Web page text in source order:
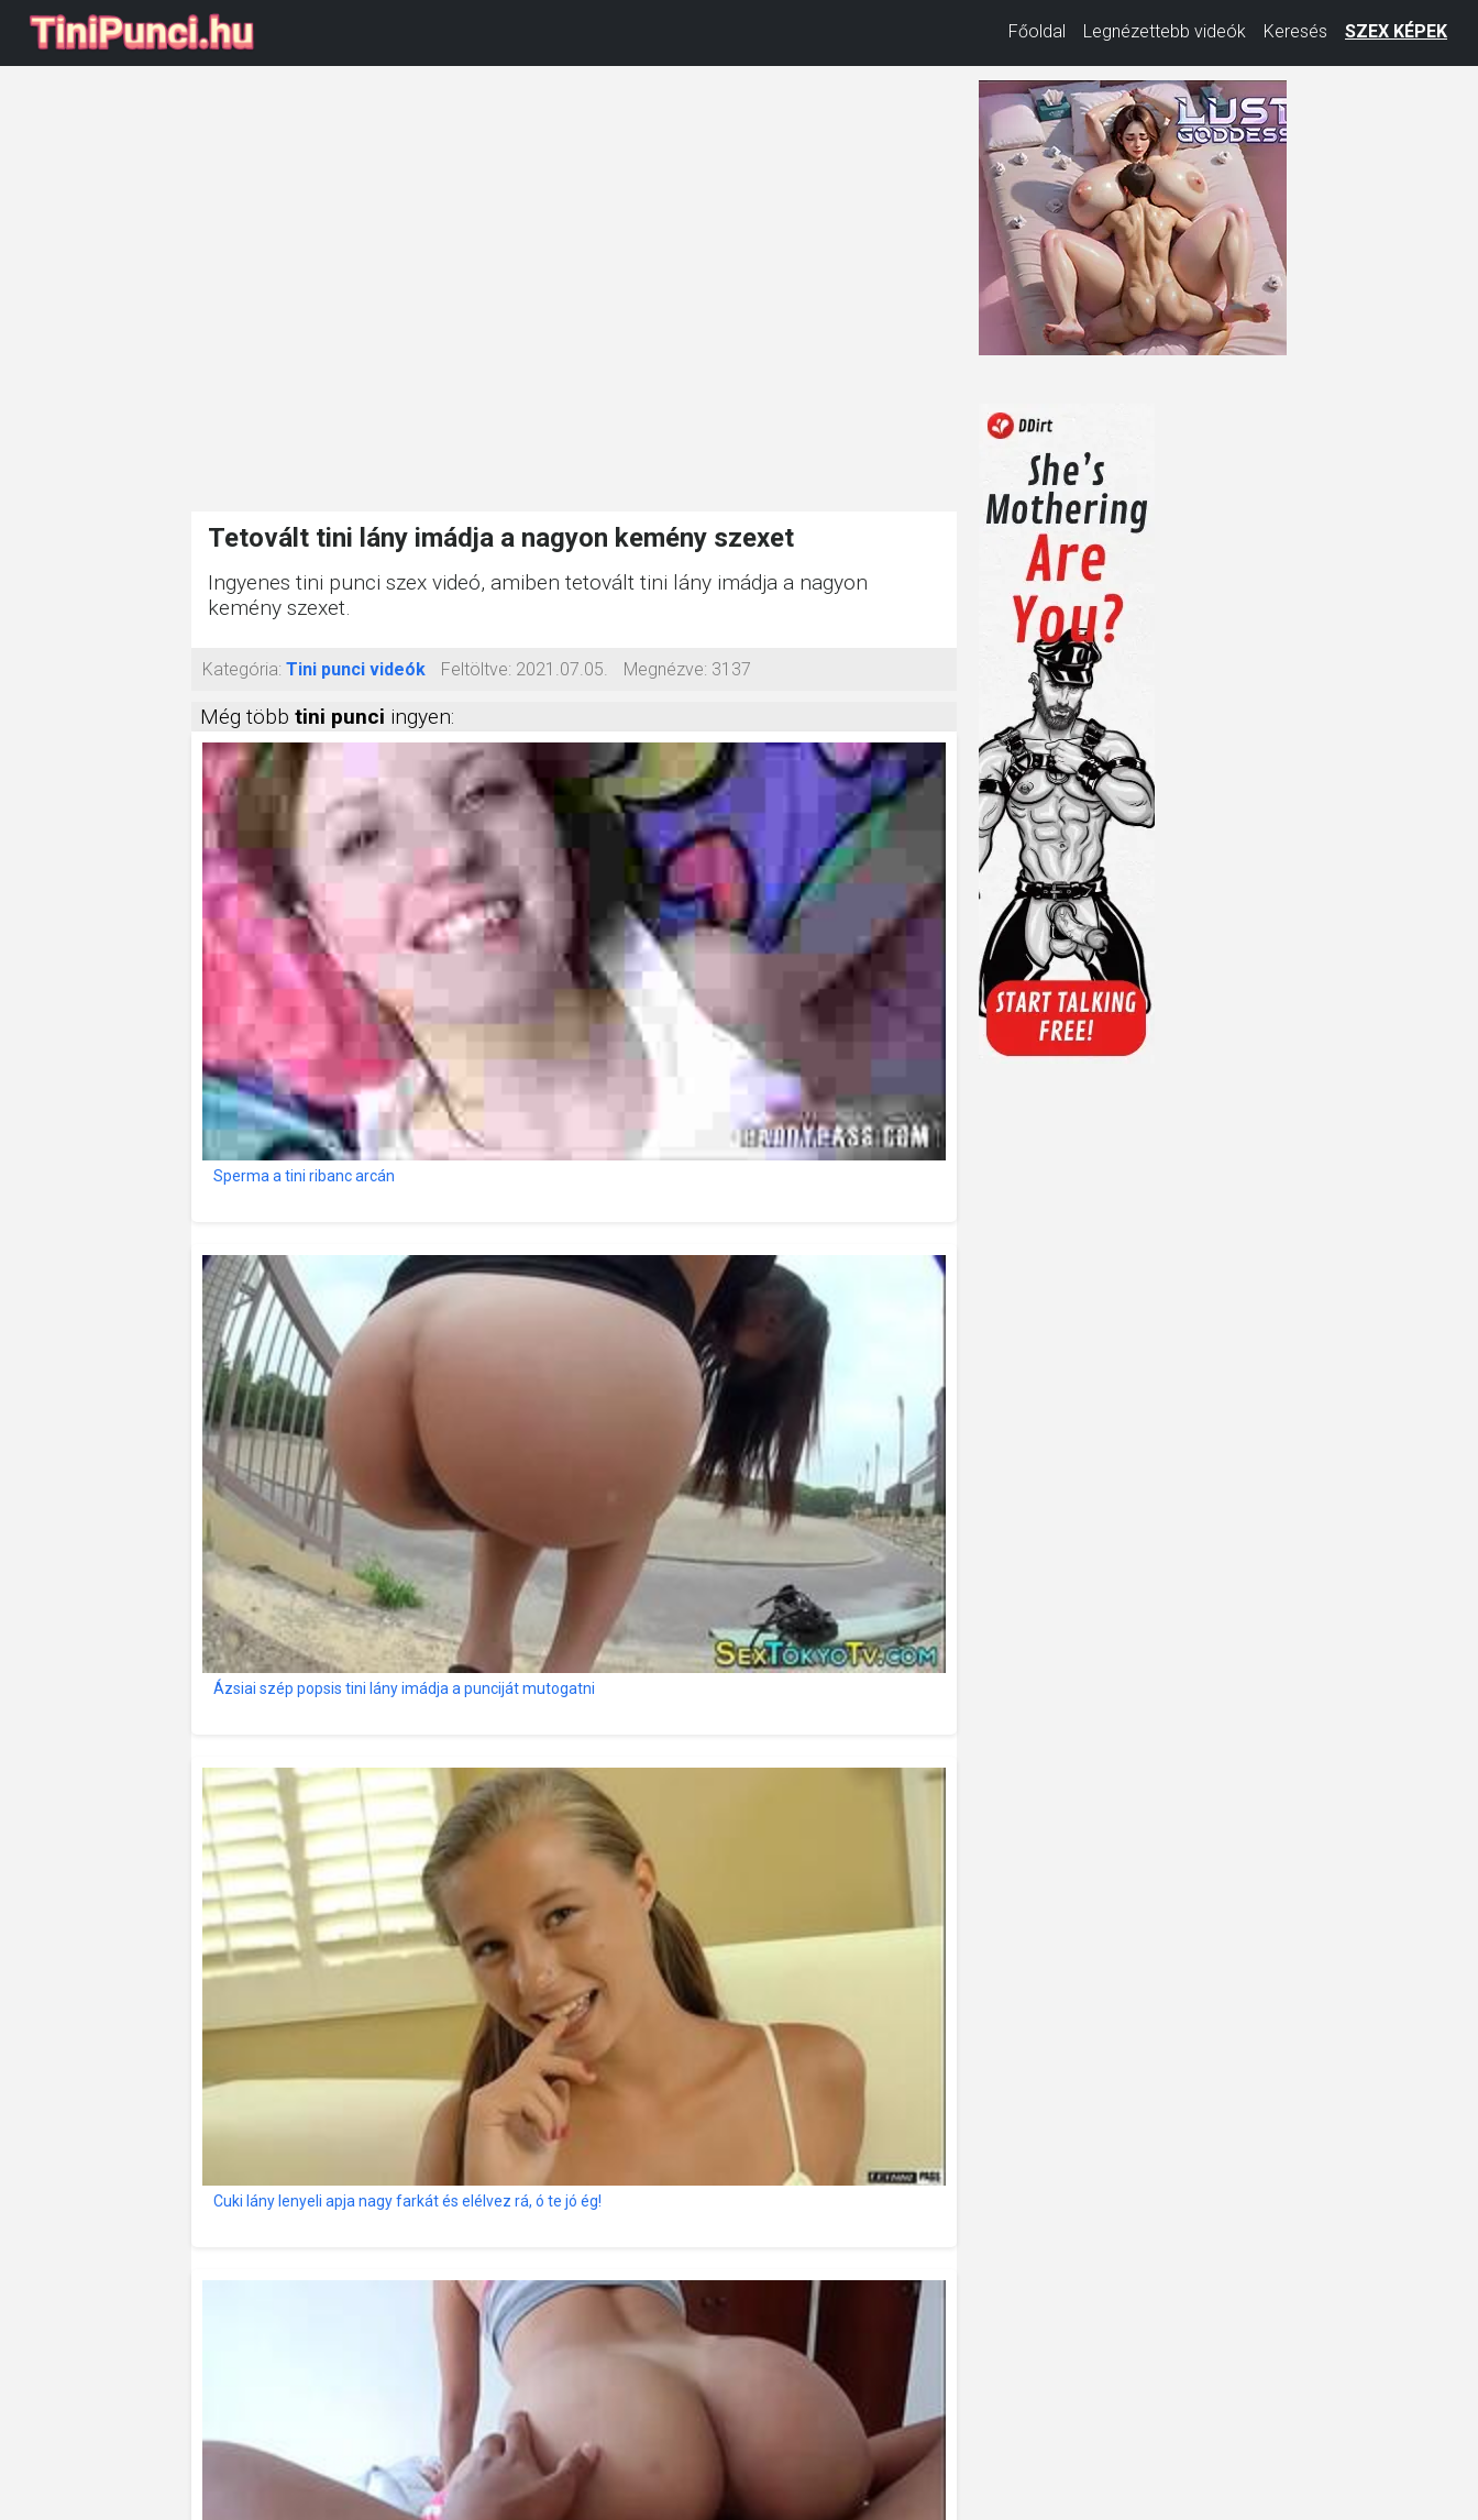
Főoldal Legnézettebb videók Keresés SZEX KÉPEK
Tetovált tini lány imádja a nagyon kemény szexet
Ingyenes tini punci szex videó, amiben tetovált tini lány imádja a nagyon
kemény szexet.
Kategória: Tini punci videók Feltöltve: 2021.07.05. Megnézve: 3137
Még több tini punci ingyen:
Sperma a tini ribanc arcán
Ázsiai szép popsis tini lány imádja a punciját mutogatni
Cuki lány lenyeli apja nagy farkát és elélvez rá, ó te jó ég!